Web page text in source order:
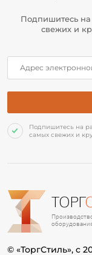
Подпишитесь на
свежих и
Подпишитесь на
самых свежих и
ТОРГ
© «ТоргСтиль», c